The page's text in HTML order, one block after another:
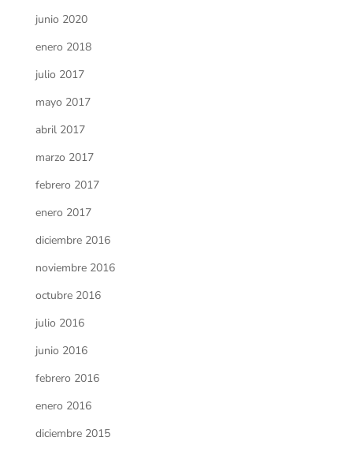
junio 2020
enero 2018
julio 2017
mayo 2017
abril 2017
marzo 2017
febrero 2017
enero 2017
diciembre 2016
noviembre 2016
octubre 2016
julio 2016
junio 2016
febrero 2016
enero 2016
diciembre 2015